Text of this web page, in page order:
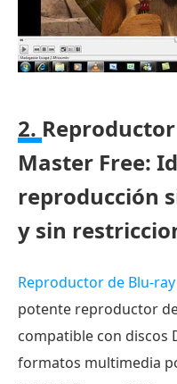
2.
Master Free:
reproducción
y sin
Reproductor de Blu-
potente reproductor
compatible con discos
formatos multimedia